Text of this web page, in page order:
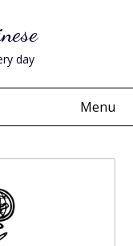
day
Menu